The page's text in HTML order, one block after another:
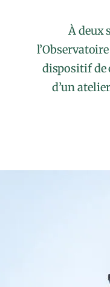
À deux
dispositif de
d’un